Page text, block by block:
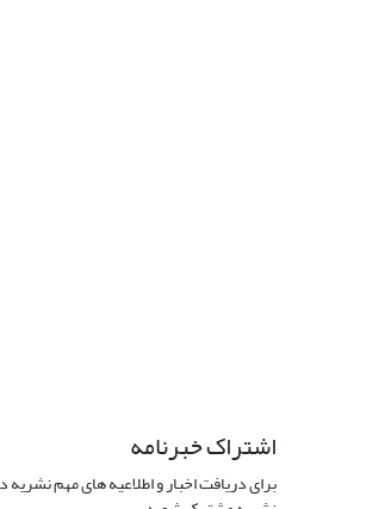
اشتراک خبرنامه
برای دریافت اخبار و اطلاعیه های مهم نشریه